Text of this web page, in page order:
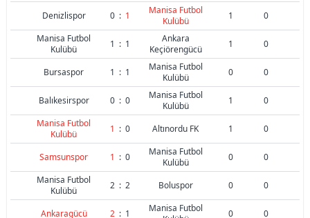
Denizlispor 0 : 1
Manisa Futbol
Kulübü
1
0
Manisa Futbol
Kulübü
1 : 1
Ankara
Keçiörengücü
1 0
Bursaspor 1 : 1
Manisa Futbol
Kulübü
0 0
Balıkesirspor 0 : 0
Manisa Futbol
Kulübü
1
0
Manisa Futbol
Kulübü
1 : 0 Altınordu FK 1 0
Samsunspor 1 : 0
Manisa Futbol
Kulübü
0
0
Manisa Futbol
Kulübü
2 : 2 Boluspor 0 0
Ankaragücü 2 : 1
Manisa Futbol
0
0